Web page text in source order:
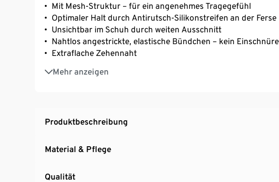
Mit Mesh-Struktur – für ein angenehmes Tragegefühl
Optimaler Halt durch Antirutsch-Silikonstreifen an der Ferse
Unsichtbar im Schuh durch weiten Ausschnitt
Nahtlos angestrickte, elastische Bündchen – kein
Extraflache Zehennaht
Mehr anzeigen
Verstärkte Spitze und Ferse
Mit Elasthan: formbeständig, perfekter Sitz, hoher
Produktbeschreibung
Material & Pflege
Qualität